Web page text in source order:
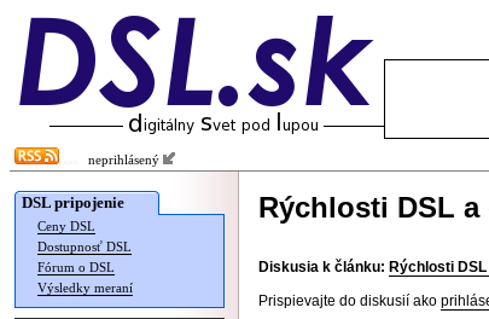
neprihlásený
DSL pripojenie
Ceny DSL
Dostupnosť DSL
Fórum o DSL
Výsledky meraní
Rýchlosti DSL
Diskusia k článku: Rýchlosti
Prispievajte do diskusií ako